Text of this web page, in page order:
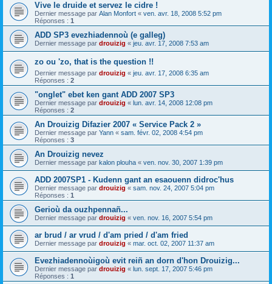
Vive le druide et servez le cidre !
Dernier message par Alan Monfort « ven. avr. 18, 2008 5:52 pm
Réponses : 1
ADD SP3 evezhiadennoù (e galleg)
Dernier message par drouizig « jeu. avr. 17, 2008 7:53 am
zo ou 'zo, that is the question !!
Dernier message par drouizig « jeu. avr. 17, 2008 6:35 am
Réponses : 2
"onglet" ebet ken gant ADD 2007 SP3
Dernier message par drouizig « lun. avr. 14, 2008 12:08 pm
Réponses : 2
An Drouizig Difazier 2007 « Service Pack 2 »
Dernier message par Yann « sam. févr. 02, 2008 4:54 pm
Réponses : 3
An Drouizig nevez
Dernier message par kalon plouha « ven. nov. 30, 2007 1:39 pm
ADD 2007SP1 - Kudenn gant an esaouenn didroc'hus
Dernier message par drouizig « sam. nov. 24, 2007 5:04 pm
Réponses : 1
Gerioù da ouzhpennañ...
Dernier message par drouizig « ven. nov. 16, 2007 5:54 pm
ar brud / ar vrud / d'am pried / d'am fried
Dernier message par drouizig « mar. oct. 02, 2007 11:37 am
Evezhiadennoùigoù evit reiñ an dorn d'hon Drouizig...
Dernier message par drouizig « lun. sept. 17, 2007 5:46 pm
Réponses : 1